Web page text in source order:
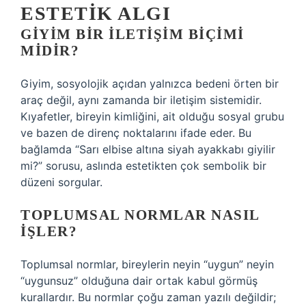
ESTETIK ALGI
GIYIM BIR ILETIŞIM BIÇIMI
MIDIR?
Giyim, sosyolojik açıdan yalnızca bedeni örten bir
araç değil, aynı zamanda bir iletişim sistemidir.
Kıyafetler, bireyin kimliğini, ait olduğu sosyal grubu
ve bazen de direnç noktalarını ifade eder. Bu
bağlamda “Sarı elbise altına siyah ayakkabı giyilir
mi?” sorusu, aslında estetikten çok sembolik bir
düzeni sorgular.
TOPLUMSAL NORMLAR NASIL
IŞLER?
Toplumsal normlar, bireylerin neyin “uygun” neyin
“uygunsuz” olduğuna dair ortak kabul görmüş
kurallardır. Bu normlar çoğu zaman yazılı değildir;